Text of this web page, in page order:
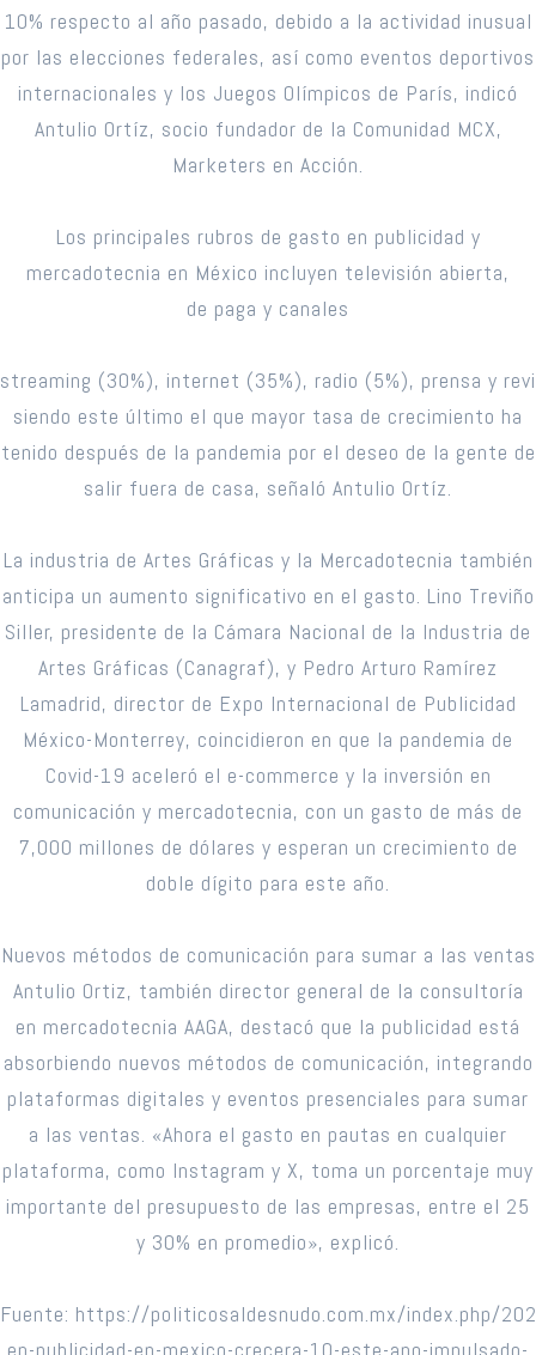
10% respecto al año pasado, debido a la actividad inusual
por las elecciones federales, así como eventos deportivos
internacionales y los Juegos Olímpicos de París, indicó
Antulio Ortíz, socio fundador de la Comunidad MCX,
Marketers en Acción.
Los principales rubros de gasto en publicidad y
mercadotecnia en México incluyen televisión abierta,
de paga y canales
streaming (30%), internet (35%), radio (5%), prensa y
siendo este último el que mayor tasa de crecimiento ha
tenido después de la pandemia por el deseo de la gente de
salir fuera de casa, señaló Antulio Ortíz.
La industria de Artes Gráficas y la Mercadotecnia también
anticipa un aumento significativo en el gasto. Lino Treviño
Siller, presidente de la Cámara Nacional de la Industria de
Artes Gráficas (Canagraf), y Pedro Arturo Ramírez
Lamadrid, director de Expo Internacional de Publicidad
México-Monterrey, coincidieron en que la pandemia de
Covid-19 aceleró el e-commerce y la inversión en
comunicación y mercadotecnia, con un gasto de más de
7,000 millones de dólares y esperan un crecimiento de
doble dígito para este año.
Nuevos métodos de comunicación para sumar a las ventas
Antulio Ortiz, también director general de la consultoría
en mercadotecnia AAGA, destacó que la publicidad está
absorbiendo nuevos métodos de comunicación, integrando
plataformas digitales y eventos presenciales para sumar
a las ventas. «Ahora el gasto en pautas en cualquier
plataforma, como Instagram y X, toma un porcentaje muy
importante del presupuesto de las empresas, entre el 25
y 30% en promedio», explicó.
Fuente: https://politicosaldesnudo.com.mx/index.php/